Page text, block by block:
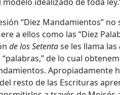
“Diez Mandamientos” no
a ellos como las “Diez
de los Setentase les llama las
de lo cual
Apropiadamente
resto de las Escrituras